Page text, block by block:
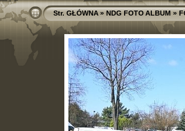
Str. GŁÓWNA»NDG FOTO ALBUM»